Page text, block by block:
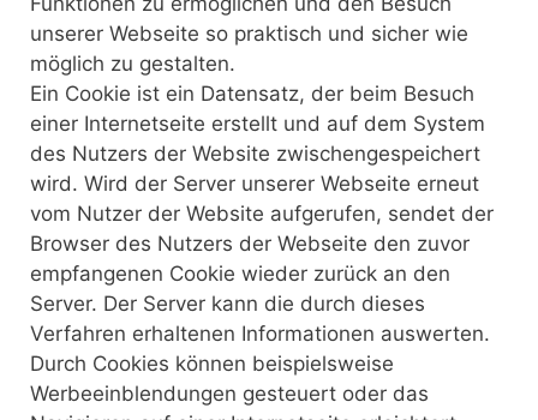
unserer Webseite so praktisch und sicher wie
möglich zu gestalten.
Ein Cookie ist ein Datensatz, der beim Besuch
einer Internetseite erstellt und auf dem System
des Nutzers der Website zwischengespeichert
wird. Wird der Server unserer Webseite erneut
vom Nutzer der Website aufgerufen, sendet der
Browser des Nutzers der Webseite den zuvor
empfangenen Cookie wieder zurück an den
Server. Der Server kann die durch dieses
Verfahren erhaltenen Informationen auswerten.
Durch Cookies können beispielsweise
Werbeeinblendungen gesteuert oder das